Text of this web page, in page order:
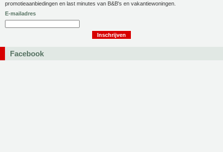
promotieaanbiedingen en last minutes van B&B's en vakantiewoningen.
E-mailadres
Facebook